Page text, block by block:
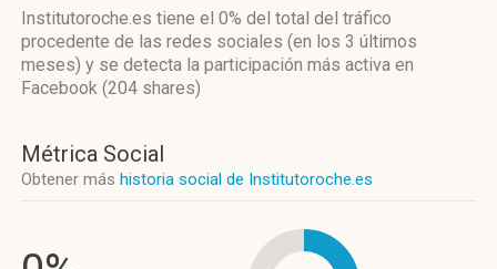
Institutoroche.es tiene el 0% del total del tráfico
procedente de las redes sociales (en los 3 últimos
meses) y se detecta la participación más activa en
Facebook (204 shares)
Métrica Social
Obtener más historia social de Institutoroche.es